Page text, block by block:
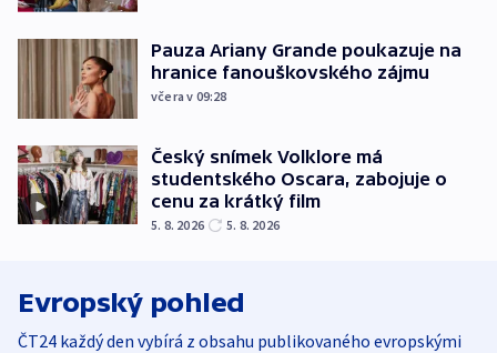
Pauza Ariany Grande poukazuje na
hranice fanouškovského zájmu
včera v 09:28
Český snímek Volklore má
studentského Oscara, zabojuje o
cenu za krátký film
5. 8. 2026 5. 8. 2026
Evropský pohled
ČT24 každý den vybírá z obsahu publikovaného evropskými